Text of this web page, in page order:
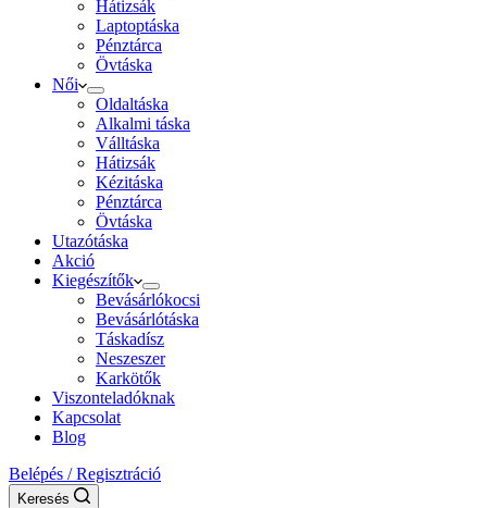
Hátizsák
Laptoptáska
Pénztárca
Övtáska
Női
Oldaltáska
Alkalmi táska
Válltáska
Hátizsák
Kézitáska
Pénztárca
Övtáska
Utazótáska
Akció
Kiegészítők
Bevásárlókocsi
Bevásárlótáska
Táskadísz
Neszeszer
Karkötők
Viszonteladóknak
Kapcsolat
Blog
Belépés / Regisztráció
Keresés